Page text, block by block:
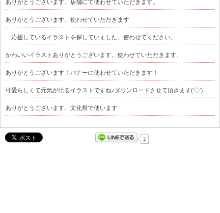
ありがとうございます。店舗にて使わせていただきます。
ありがとうございます。使わせていただきます
応援しているイラストを探していました。使わせてください。
かわいいイラストありがとうございます。使わせていただきます。
ありがとうございます！バナーに使わせていただきます！
可愛らしくて元気が出るイラストですね♪ダウンロードさせて頂きます('◇')ゞ
ありがとうございます。文化祭で使います
2